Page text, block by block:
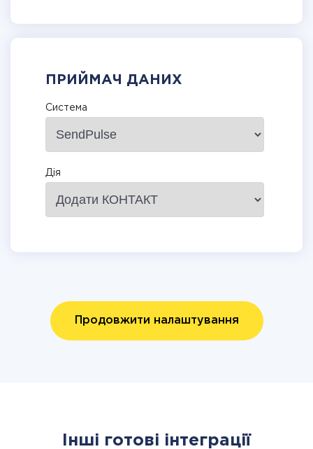
ПРИЙМАЧ ДАНИХ
Система
Дія
Продовжити налаштування
Інші готові інтеграції